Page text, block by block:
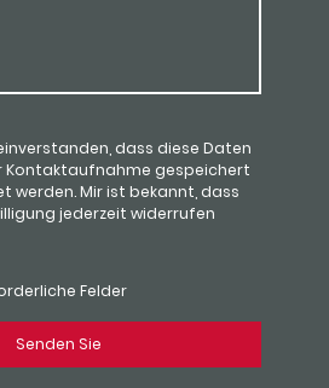
dass diese Daten
Kontaktaufnahme gespeichert
werden. Mir ist bekannt, dass
jederzeit widerrufen
Felder
Senden Sie